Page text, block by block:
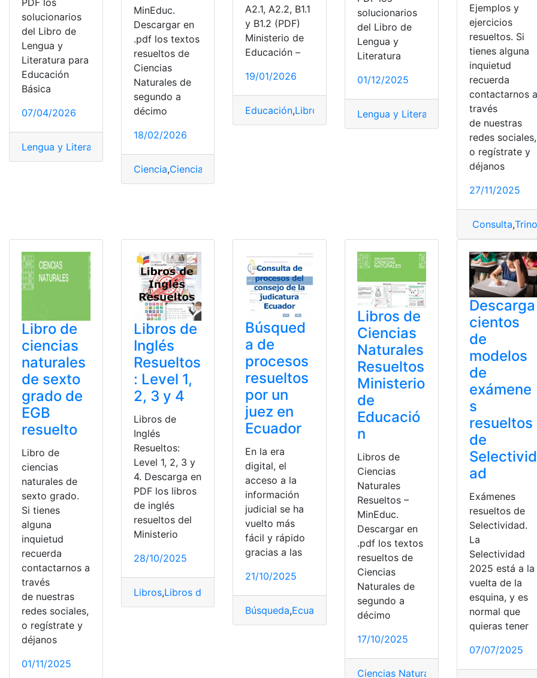
solucionarios
del Libro de
Lengua y
Literatura para
Educación
Básica
07/04/2026
Lengua y Literatura
MinEduc.
Descargar en
.pdf los textos
resueltos de
Ciencias
Naturales de
segundo a
décimo
18/02/2026
Ciencia,Ciencias Naturales Ministerio de Educación
A2.1, A2.2, B1.1
y B1.2 (PDF)
Ministerio de
Educación –
19/01/2026
Educación,Libros resueltos,Mineduc,ministerio Ministerio de
solucionarios
del Libro de
Lengua y
Literatura
01/12/2025
Lengua y Literatura Libro,Mineduc
Ejemplos y
ejercicios
resueltos. Si
tienes alguna
inquietud
recuerda
contactarnos a
través
de nuestras
redes sociales,
o regístrate y
déjanos
27/11/2025
Consulta,
Libro de
ciencias
naturales
de sexto
grado de
EGB
resuelto
Libro de
ciencias
naturales de
sexto grado.
Si tienes
alguna
inquietud
recuerda
contactarnos a
través
de nuestras
redes sociales,
o regístrate y
déjanos
01/11/2025
Libros de
Inglés
Resueltos
: Level 1,
2, 3 y 4
Libros de
Inglés
Resueltos:
Level 1, 2, 3 y
4. Descarga en
PDF los libros
de inglés
resueltos del
Ministerio
28/10/2025
Libros,Libros del gobierno Libros del ministerio de educación,Libros resueltos
Búsqued
a de
procesos
resueltos
por un
juez en
Ecuador
En la era
digital, el
acceso a la
información
judicial se ha
vuelto más
fácil y rápido
gracias a las
21/10/2025
Búsqueda,Ecuador Procesos
Libros de
Ciencias
Naturales
Resueltos
Ministerio
de
Educació
n
Libros de
Ciencias
Naturales
Resueltos –
MinEduc.
Descargar en
.pdf los textos
resueltos de
Ciencias
Naturales de
segundo a
décimo
17/10/2025
Ciencias Naturales Descargar,Libro,
Descarga
cientos
de
modelos
de
exámene
s
resueltos
de
Selectivid
ad
Exámenes
resueltos de
Selectividad.
La
Selectividad
2025 está a la
vuelta de la
esquina, y es
normal que
quieras tener
07/07/2025